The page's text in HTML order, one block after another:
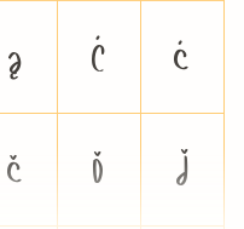
ą Ć
ć
č Ď ď